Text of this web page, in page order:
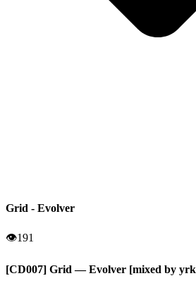
Grid - Evolver
👁191
[CD007] Grid — Evolver [mixed by